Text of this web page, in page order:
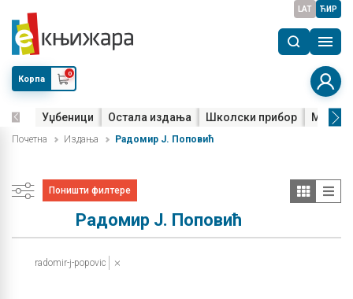
LAT ЋИР
Корпа
0
Уџбеници Остала издања Школски прибор Мала
Почетна Издања Радомир Ј. Поповић
Поништи филтере
Радомир Ј. Поповић
radomir-j-popovic